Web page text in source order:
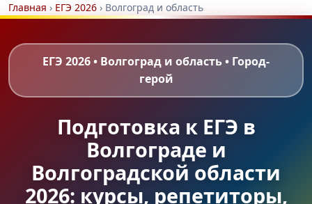
Главная › ЕГЭ 2026 › Волгоград и область
ЕГЭ 2026 • Волгоград и область • Город-
герой
Подготовка к ЕГЭ в
Волгограде и
Волгоградской области
2026: курсы, репетиторы,